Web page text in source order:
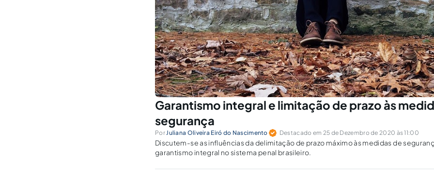
Garantismo integral e limitação de prazo às
segurança
PorJuliana Oliveira Eiró do Nascimento Destacado em 25 de Dezembro de 2020 às 11:00
Discutem-se as influências da delimitação de prazo máximo às medidas de
garantismo integral no sistema penal brasileiro.